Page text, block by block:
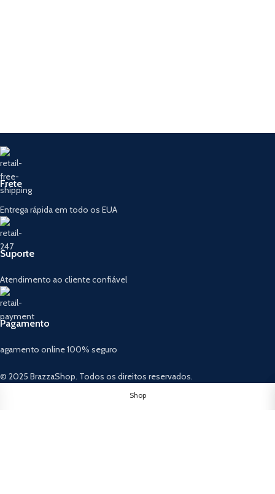
Frete
Entrega rápida em todo os EUA
Suporte
Atendimento ao cliente confiável
Pagamento
agamento online 100% seguro
© 2025 BrazzaShop. Todos os direitos reservados.
Shop